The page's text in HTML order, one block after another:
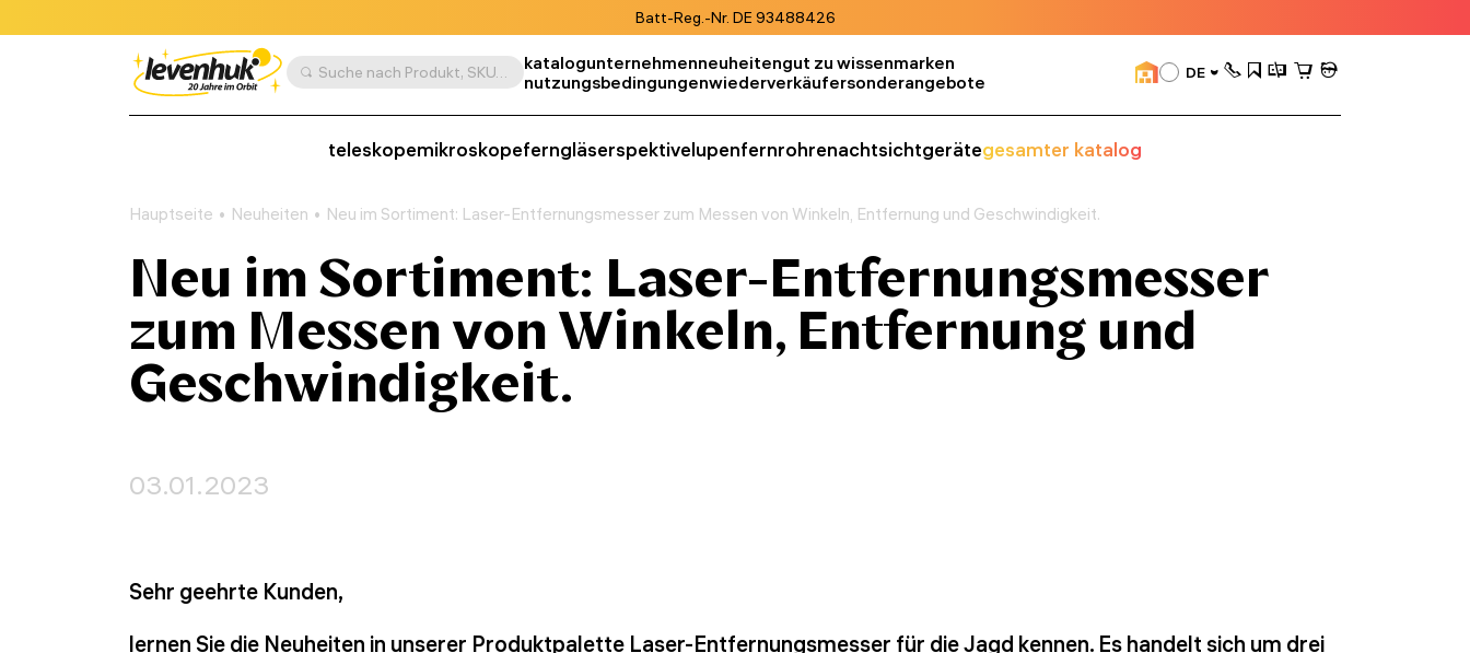
Batt-Reg.-Nr. DE 93488426
Suche nach Produkt, SKU, Kategorie, usw. katalogunternehmenneuheitengut zu wissenmarken
nutzungsbedingungenwiederverkäufersonderangebote DE
teleskopemikroskopeferngläserspektivelupenfernrohrenachtsichtgerätegesamter katalog
Hauptseite Neuheiten Neu im Sortiment: Laser-Entfernungsmesser zum Messen von Winkeln, Entfernung und Geschwindigkeit.
Neu im Sortiment: Laser-Entfernungsmesser
zum Messen von Winkeln, Entfernung und
Geschwindigkeit.
03.01.2023
Sehr geehrte Kunden,
lernen Sie die Neuheiten in unserer Produktpalette Laser-Entfernungsmesser für die Jagd kennen. Es handelt sich um drei